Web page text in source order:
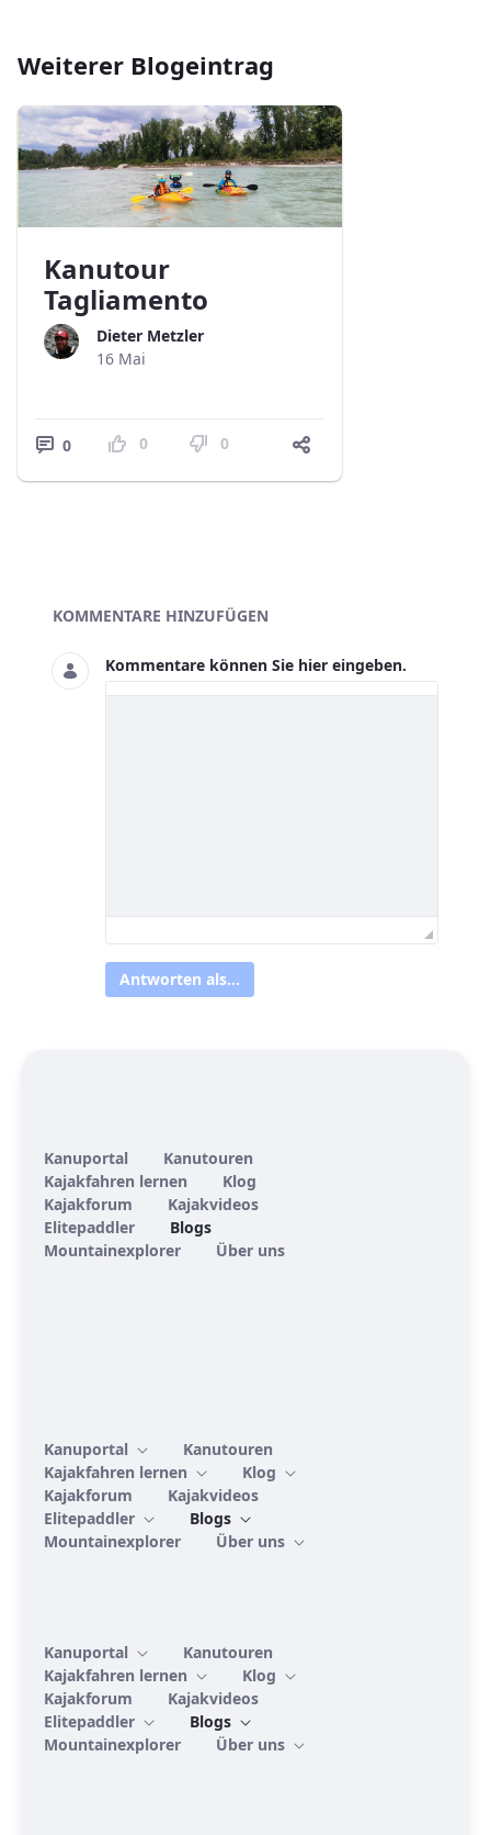
Weiterer Blogeintrag
Kanutour
Tagliamento
Dieter Metzler
16 Mai
0 0 0
Blogs
KOMMENTARE HINZUFÜGEN
Kommentare können Sie hier eingeben.
Antworten als...
Kanuportal
Kanutouren
Kajakfahren lernen
Klog
Kajakforum
Kajakvideos
Elitepaddler
Blogs
Mountainexplorer
Über uns
Kanuportal
Kanutouren
Kajakfahren lernen
Klog
Kajakforum
Kajakvideos
Elitepaddler
Blogs
Mountainexplorer
Über uns
Kanuportal
Kanutouren
Kajakfahren lernen
Klog
Kajakforum
Kajakvideos
Elitepaddler
Blogs
Mountainexplorer
Über uns